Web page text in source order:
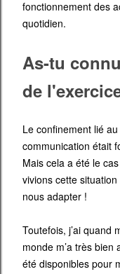
fonctionnement des
quotidien.
As-tu
de
Le confinement lié
communication était
Mais cela a été le
vivions cette
nous adapter !
Toutefois, j’ai quand
monde m’a très
été disponibles pour